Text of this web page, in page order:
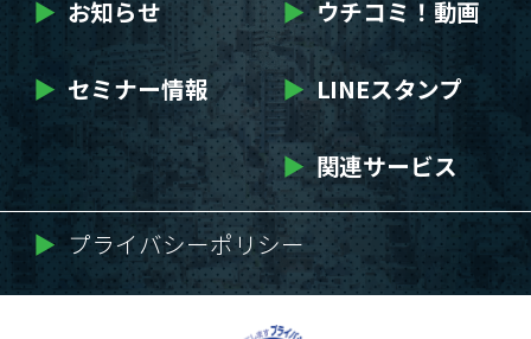
▶ お知らせ ▶ ウチコミ！動画
▶ セミナー情報 ▶ LINEスタンプ
▶ 関連サービス
▶ プライバシーポリシー